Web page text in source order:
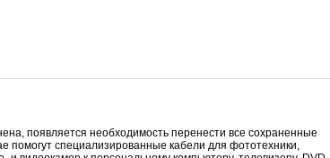
появляется необходимость перенести все сохраненные
помогут специализированные кабели для фототехники,